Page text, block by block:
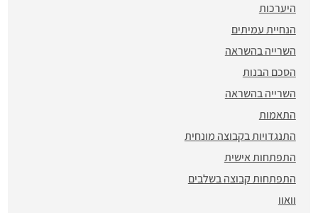
היערכות
הנחיית עמיתים
השרייה בהשראה
הסכם הבנות
השרייה בהשראה
התאמות
התנגדויות בקבוצה מונחית
התפתחות אישית
התפתחות קבוצה בשלבים
וואוו